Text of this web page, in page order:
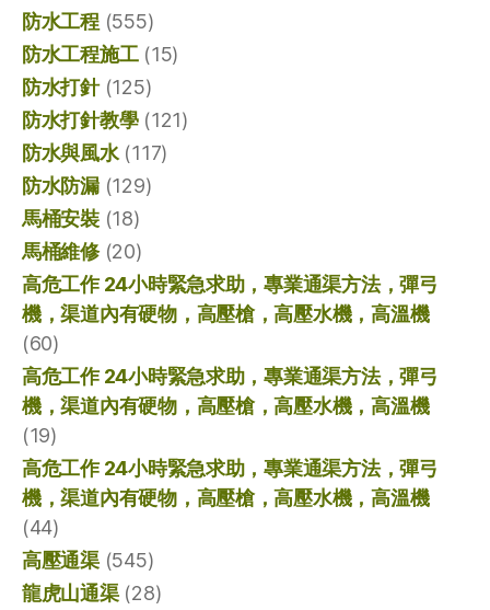
防水工程(555)
防水工程施工(15)
防水打針(125)
防水打針教學(121)
防水與風水(117)
防水防漏(129)
馬桶安裝(18)
馬桶維修(20)
高危工作 24小時緊急求助，專業通渠方法，彈弓
機，渠道內有硬物，高壓槍，高壓水機，高溫機
(60)
高危工作 24小時緊急求助，專業通渠方法，彈弓
機，渠道內有硬物，高壓槍，高壓水機，高溫機
(19)
高危工作 24小時緊急求助，專業通渠方法，彈弓
機，渠道內有硬物，高壓槍，高壓水機，高溫機
(44)
高壓通渠(545)
龍虎山通渠(28)